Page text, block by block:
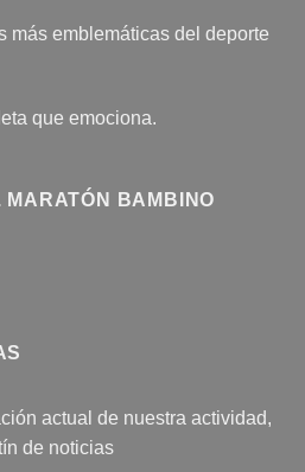
más emblemáticas del deporte
que emociona.
MARATÓN BAMBINO
actual de nuestra actividad,
de noticias